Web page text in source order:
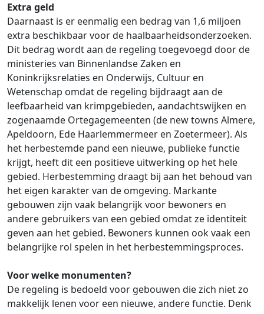
Extra geld
Daarnaast is er eenmalig een bedrag van 1,6 miljoen
extra beschikbaar voor de haalbaarheidsonderzoeken.
Dit bedrag wordt aan de regeling toegevoegd door de
ministeries van Binnenlandse Zaken en
Koninkrijksrelaties en Onderwijs, Cultuur en
Wetenschap omdat de regeling bijdraagt aan de
leefbaarheid van krimpgebieden, aandachtswijken en
zogenaamde Ortegagemeenten (de new towns Almere,
Apeldoorn, Ede Haarlemmermeer en Zoetermeer). Als
het herbestemde pand een nieuwe, publieke functie
krijgt, heeft dit een positieve uitwerking op het hele
gebied. Herbestemming draagt bij aan het behoud van
het eigen karakter van de omgeving. Markante
gebouwen zijn vaak belangrijk voor bewoners en
andere gebruikers van een gebied omdat ze identiteit
geven aan het gebied. Bewoners kunnen ook vaak een
belangrijke rol spelen in het herbestemmingsproces.
Voor welke monumenten?
De regeling is bedoeld voor gebouwen die zich niet zo
makkelijk lenen voor een nieuwe, andere functie. Denk